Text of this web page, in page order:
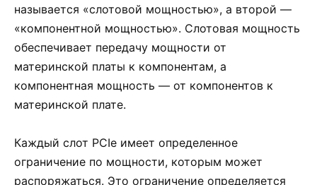
называется «слотовой мощностью», а второй —
«компонентной мощностью». Слотовая мощность
обеспечивает передачу мощности от
материнской платы к компонентам, а
компонентная мощность — от компонентов к
материнской плате.
Каждый слот PCIe имеет определенное
ограничение по мощности, которым может
распоряжаться. Это ограничение определяется